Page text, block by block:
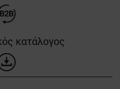
κατάλογος